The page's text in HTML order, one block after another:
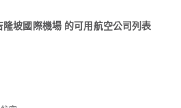
坡國際機場 的可用航空公司列表